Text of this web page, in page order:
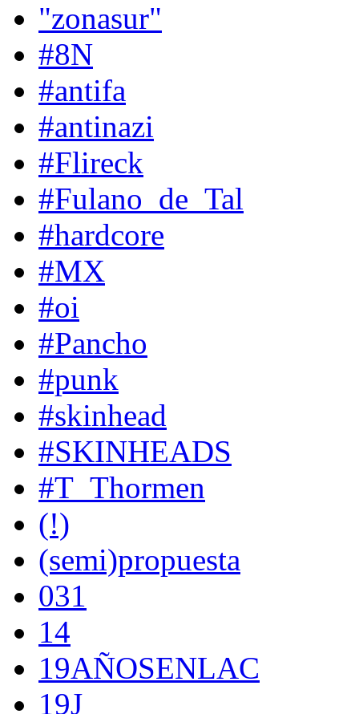
"zonasur"
#8N
#antifa
#antinazi
#Flireck
#Fulano_de_Tal
#hardcore
#MX
#oi
#Pancho
#punk
#skinhead
#SKINHEADS
#T_Thormen
(!)
(semi)propuesta
031
14
19AÑOSENLAC
19J